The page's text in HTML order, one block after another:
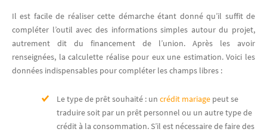
Il est facile de réaliser cette démarche étant donné qu’il suffit de
compléter l’outil avec des informations simples autour du projet,
autrement dit du financement de l’union. Après les avoir
renseignées, la calculette réalise pour eux une estimation. Voici les
données indispensables pour compléter les champs libres :
Le type de prêt souhaité : un crédit mariage peut se
traduire soit par un prêt personnel ou un autre type de
crédit à la consommation. S’il est nécessaire de faire des